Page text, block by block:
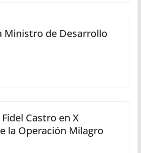
Ministro de Desarrollo
Castro en X
la Operación Milagro